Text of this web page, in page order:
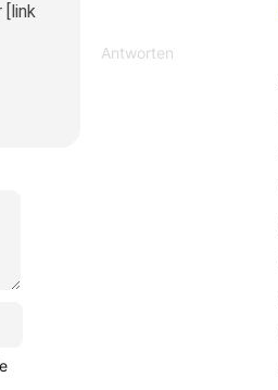
[link
Antworten